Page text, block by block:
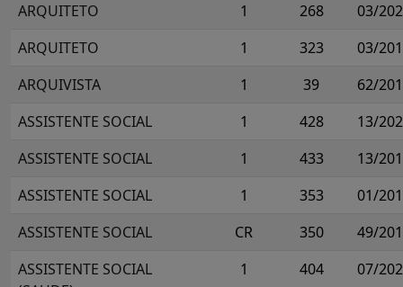
ARQUITETO 1 268
03/
ARQUITETO
1 323
03/
ARQUIVISTA
1 39
62/
ASSISTENTE SOCIAL
1 428
13/
ASSISTENTE SOCIAL
1 433
13/
ASSISTENTE SOCIAL
1 353
01/
ASSISTENTE SOCIAL
CR 350
49/
ASSISTENTE SOCIAL
1 404 07/